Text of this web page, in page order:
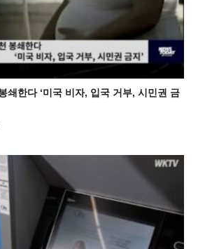
쇄한다 ‘미국 비자, 입국 거부, 시민권 금